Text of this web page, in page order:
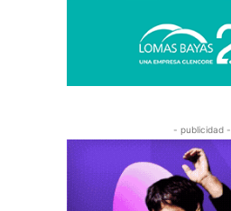
- publicidad -